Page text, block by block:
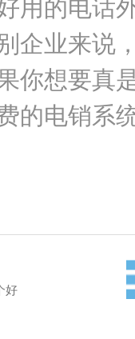
用的电话
企业来说
你想要真
的电销系
好